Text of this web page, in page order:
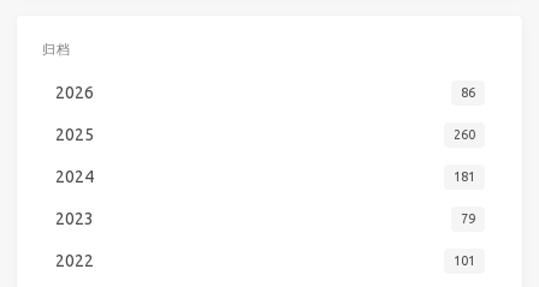
归档
2026 86
2025 260
2024 181
2023 79
2022 101